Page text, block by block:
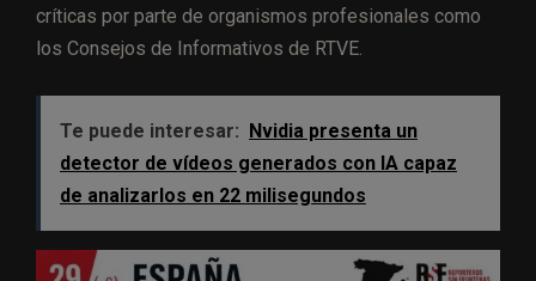
críticas por parte de organismos profesionales como
los Consejos de Informativos de RTVE.
Te puede interesar: Nvidia presenta un
detector de vídeos generados con IA capaz
de analizarlos en 22 milisegundos